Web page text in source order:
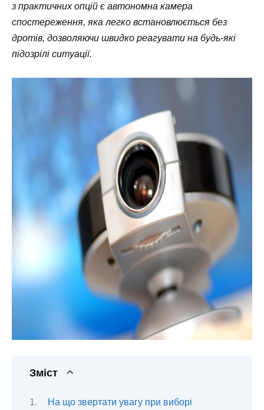
з практичних опцій є автономна камера
спостереження, яка легко встановлюється без
дротів, дозволяючи швидко реагувати на будь-які
підозрілі ситуації.
Зміст
На що звертати увагу при виборі